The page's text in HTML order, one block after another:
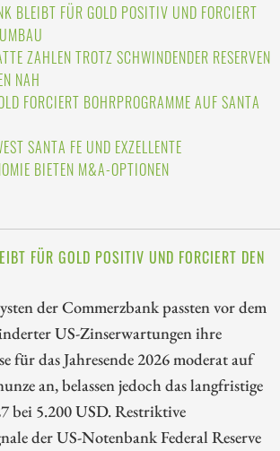
BLEIBT FÜR GOLD POSITIV UND FORCIERT
ZAHLEN TROTZ SCHWINDENDER RESERVEN
NAH
FORCIERT BOHRPROGRAMME AUF SANTA
SANTA FE UND EXZELLENTE
BIETEN M&A-OPTIONEN
FÜR GOLD POSITIV UND FORCIERT DEN
der Commerzbank passten vor dem
US-Zinserwartungen ihre
für das Jahresende 2026 moderat auf
an, belassen jedoch das langfristige
bei 5.200 USD. Restriktive
der US-Notenbank Federal Reserve